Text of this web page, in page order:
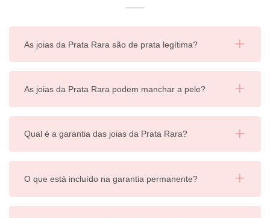
As joias da Prata Rara são de prata legítima?
As joias da Prata Rara podem manchar a pele?
Qual é a garantia das joias da Prata Rara?
O que está incluído na garantia permanente?